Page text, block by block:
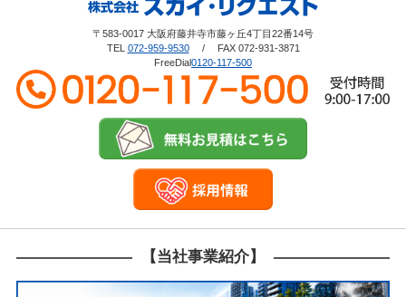
〒583-0017 大阪府藤井寺市藤ヶ丘4丁目22番14号
TEL 072-959-9530/ FAX 072-931-3871
FreeDial0120-117-500
【当社事業紹介】